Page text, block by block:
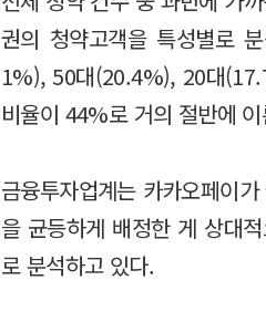
권의 청약고객을 특성별로
1%), 50대(20.4%), 20대
비율이 44%로 거의 절반에
금융투자업계는 카카오페이
을 균등하게 배정한 게 상대
로 분석하고 있다.